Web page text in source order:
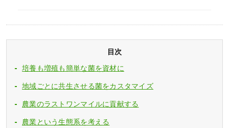
目次
培養も増殖も簡単な菌を資材に
地域ごとに共生させる菌をカスタマイズ
農業のラストワンマイルに貢献する
農業という生態系を考える